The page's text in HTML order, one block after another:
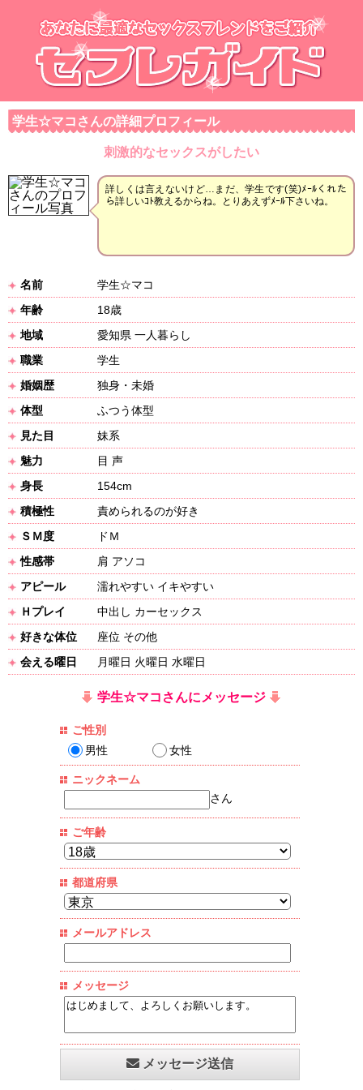
学生☆マコさんの詳細プロフィール
刺激的なセックスがしたい
詳しくは言えないけど…まだ、学生です(笑)ﾒｰﾙくれた
ら詳しいｺﾄ教えるからね。とりあえずﾒｰﾙ下さいね。
名前
学生☆マコ
年齢
18歳
地域
愛知県 一人暮らし
職業
学生
婚姻歴
独身・未婚
体型
ふつう体型
見た目
妹系
魅力
目 声
身長
154cm
積極性
責められるのが好き
ＳＭ度
ドＭ
性感帯
肩 アソコ
アピール
濡れやすい イキやすい
Ｈプレイ
中出し カーセックス
好きな体位
座位 その他
会える曜日
月曜日 火曜日 水曜日
学生☆マコさんにメッセージ